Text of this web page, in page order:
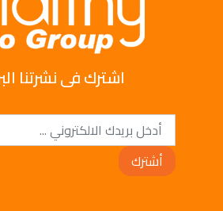
اشترك فى نشرتنا
أشترك